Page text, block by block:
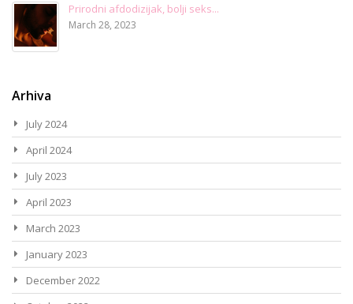
Prirodni afdodizijak, bolji seks...
March 28, 2023
Arhiva
July 2024
April 2024
July 2023
April 2023
March 2023
January 2023
December 2022